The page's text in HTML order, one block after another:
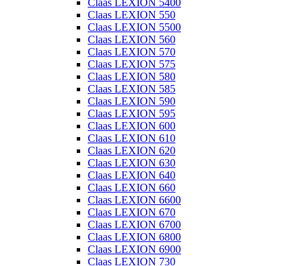
Claas LEXION 5400
Claas LEXION 550
Claas LEXION 5500
Claas LEXION 560
Claas LEXION 570
Claas LEXION 575
Claas LEXION 580
Claas LEXION 585
Claas LEXION 590
Claas LEXION 595
Claas LEXION 600
Claas LEXION 610
Claas LEXION 620
Claas LEXION 630
Claas LEXION 640
Claas LEXION 660
Claas LEXION 6600
Claas LEXION 670
Claas LEXION 6700
Claas LEXION 6800
Claas LEXION 6900
Claas LEXION 730